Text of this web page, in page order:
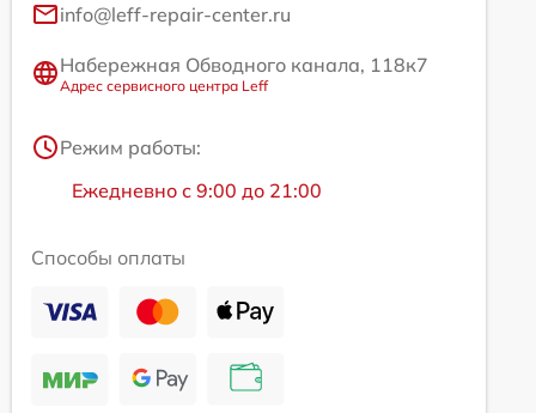
info@leff-repair-center.ru
Набережная Обводного канала, 118к7
Адрес сервисного центра Leff
Режим работы:
Ежедневно с 9:00 до 21:00
Способы оплаты